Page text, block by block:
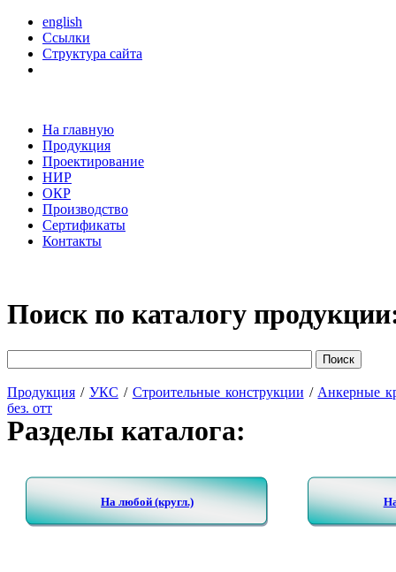
english
Ссылки
Структура сайта
На главную
Продукция
Проектирование
НИР
ОКР
Производство
Сертификаты
Контакты
Поиск по каталогу
Продукция / УКС / Строительные конструкции / Анкерные
без. отт
Разделы каталога:
На любой (кругл.)